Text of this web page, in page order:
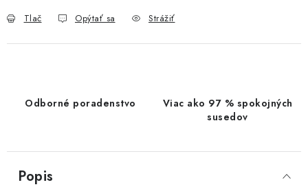
Tlač Opýtať sa Strážiť
Odborné poradenstvo
Viac ako 97 % spokojných
susedov
Popis